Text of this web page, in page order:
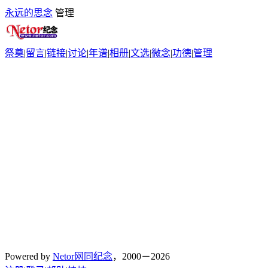
永远的思念 管理
祭奠|留言|链接|讨论|年谱|相册|文选|微念|功德|管理
Powered by Netor网同纪念，2000－2026